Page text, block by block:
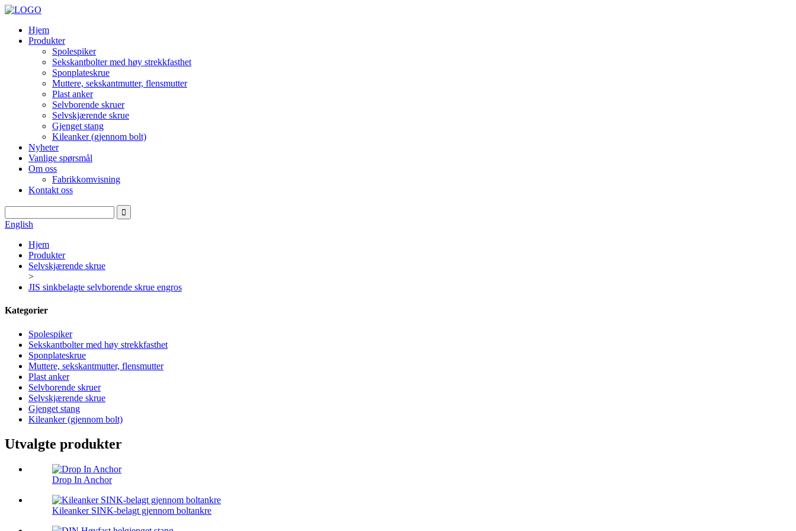
Hjem
Produkter
Spolespiker
Sekskantbolter med høy strekkfasthet
Sponplateskrue
Muttere, sekskantmutter, flensmutter
Plast anker
Selvborende skruer
Selvskjærende skrue
Gjenget stang
Kileanker (gjennom bolt)
Nyheter
Vanlige spørsmål
Om oss
Fabrikkomvisning
Kontakt oss
English
Hjem
Produkter
Selvskjærende skrue
>
JIS sinkbelagte selvborende skrue engros
Kategorier
Spolespiker
Sekskantbolter med høy strekkfasthet
Sponplateskrue
Muttere, sekskantmutter, flensmutter
Plast anker
Selvborende skruer
Selvskjærende skrue
Gjenget stang
Kileanker (gjennom bolt)
Utvalgte produkter
Drop In Anchor
Kileanker SINK-belagt gjennom boltankre